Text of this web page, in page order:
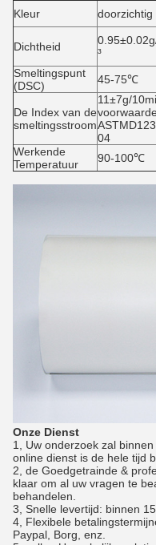
Kleur doorzichtig
Dichtheid
³
Smeltingspunt
(DSC)
45-75℃
De Index van de
smeltingsstroom
11±7g/
04
Werkende
Temperatuur
90-100℃
Onze Dienst
1, Uw onderzoek zal
online dienst is de hele tijd
2, de Goedgetrainde &
klaar om al uw vragen te
behandelen.
3, Snelle levertijd: binnen
4, Flexibele
Paypal, Borg, enz.